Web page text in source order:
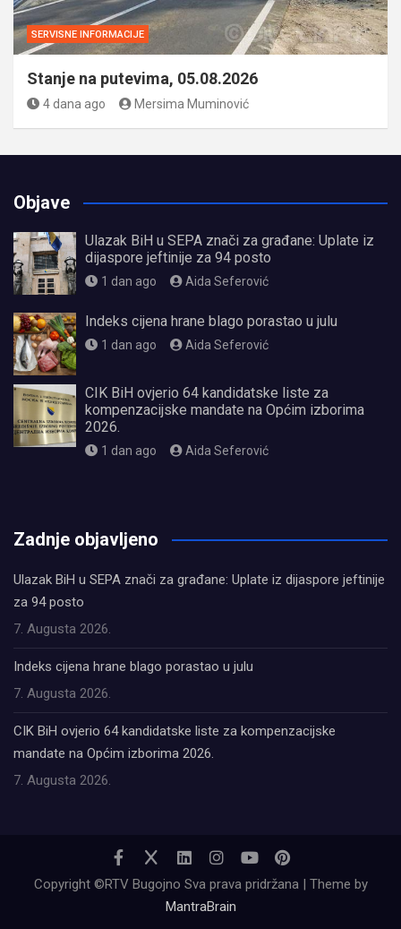
SERVISNE INFORMACIJE
Stanje na putevima, 05.08.2026
4 dana ago Mersima Muminović
Objave
Ulazak BiH u SEPA znači za građane: Uplate iz
dijaspore jeftinije za 94 posto
1 dan ago Aida Seferović
Indeks cijena hrane blago porastao u julu
1 dan ago Aida Seferović
CIK BiH ovjerio 64 kandidatske liste za
kompenzacijske mandate na Općim izborima
2026.
1 dan ago Aida Seferović
Zadnje objavljeno
Ulazak BiH u SEPA znači za građane: Uplate iz dijaspore jeftinije
za 94 posto
7. Augusta 2026.
Indeks cijena hrane blago porastao u julu
7. Augusta 2026.
CIK BiH ovjerio 64 kandidatske liste za kompenzacijske
mandate na Općim izborima 2026.
7. Augusta 2026.
Copyright ©RTV Bugojno Sva prava pridržana | Theme by
MantraBrain